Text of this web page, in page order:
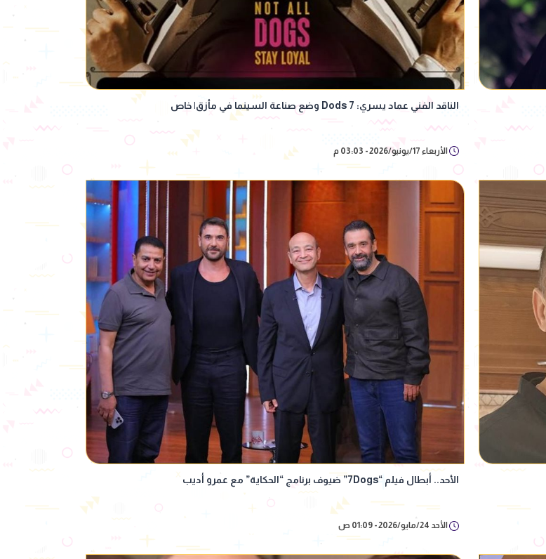
الناقد الفني عماد يسري: 7 Dods وضع صناعة السينما في مأزق| خاص
الأربعاء 17/يونيو/2026 - 03:03 م
الأحد.. أبطال فيلم “7Dogs” ضيوف برنامج “الحكاية” مع عمرو أديب
الأحد 24/مايو/2026 - 01:09 ص